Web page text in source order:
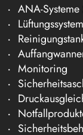
ANA-
Monitoring